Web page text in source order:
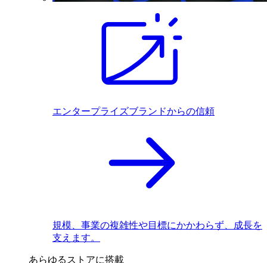
エンタープライズブランドからの信頼
規模、事業の複雑性や目標にかかわらず、成長を
支えます。
あらゆるストアに搭載